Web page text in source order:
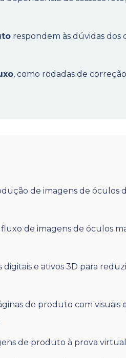
respondem às dúvidas dos
, como rodadas de
de imagens de óculos
de imagens de óculos
digitais e ativos 3D para
de produto com visuais
de produto à prova